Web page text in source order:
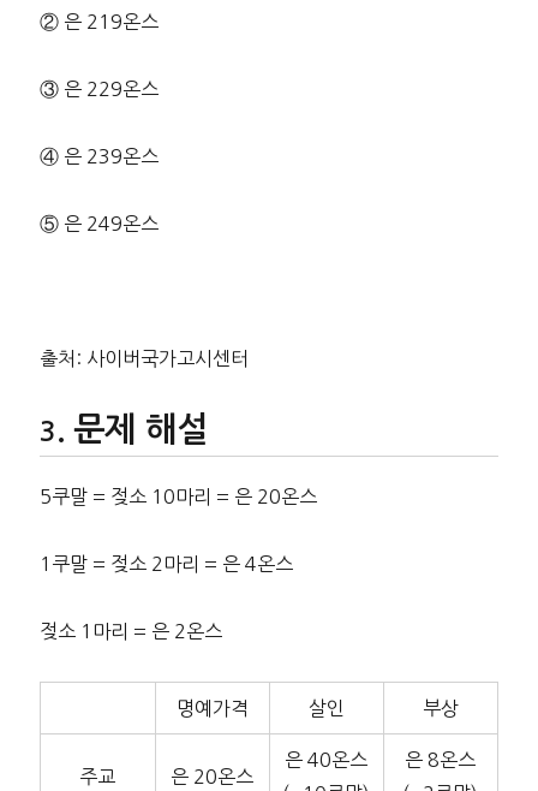
② 은 219온스
③ 은 229온스
④ 은 239온스
⑤ 은 249온스
출처: 사이버국가고시센터
문제 해설
5쿠말 = 젖소 10마리 = 은 20온스
1쿠말 = 젖소 2마리 = 은 4온스
젖소 1마리 = 은 2온스
명예가격 살인 부상
주교 은 20온스
은 40온스
은 8온스